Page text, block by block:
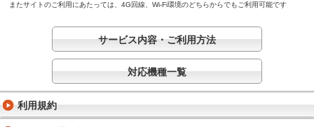
またサイトのご利用にあたっては、4G回線、Wi-Fi環境のどちらからでもご利用可能です
サービス内容・ご利用方法
対応機種一覧
利用規約